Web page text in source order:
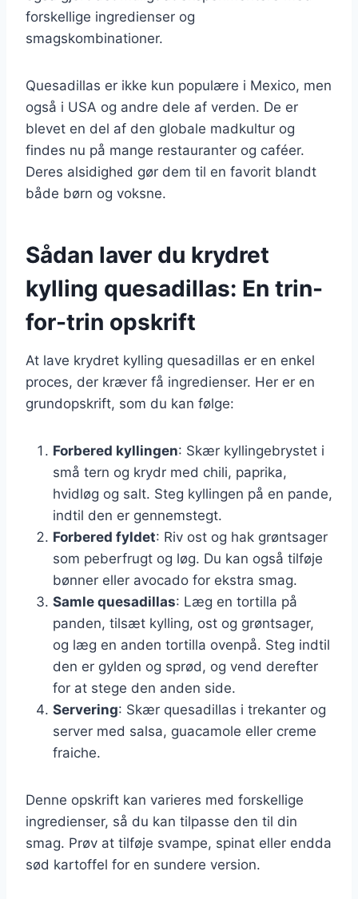
forskellige ingredienser og
smagskombinationer.
Quesadillas er ikke kun populære i Mexico, men
også i USA og andre dele af verden. De er
blevet en del af den globale madkultur og
findes nu på mange restauranter og caféer.
Deres alsidighed gør dem til en favorit blandt
både børn og voksne.
Sådan laver du krydret
kylling quesadillas: En trin-
for-trin opskrift
At lave krydret kylling quesadillas er en enkel
proces, der kræver få ingredienser. Her er en
grundopskrift, som du kan følge:
Forbered kyllingen: Skær kyllingebrystet i
små tern og krydr med chili, paprika,
hvidløg og salt. Steg kyllingen på en pande,
indtil den er gennemstegt.
Forbered fyldet: Riv ost og hak grøntsager
som peberfrugt og løg. Du kan også tilføje
bønner eller avocado for ekstra smag.
Samle quesadillas: Læg en tortilla på
panden, tilsæt kylling, ost og grøntsager,
og læg en anden tortilla ovenpå. Steg indtil
den er gylden og sprød, og vend derefter
for at stege den anden side.
Servering: Skær quesadillas i trekanter og
server med salsa, guacamole eller creme
fraiche.
Denne opskrift kan varieres med forskellige
ingredienser, så du kan tilpasse den til din
smag. Prøv at tilføje svampe, spinat eller endda
sød kartoffel for en sundere version.